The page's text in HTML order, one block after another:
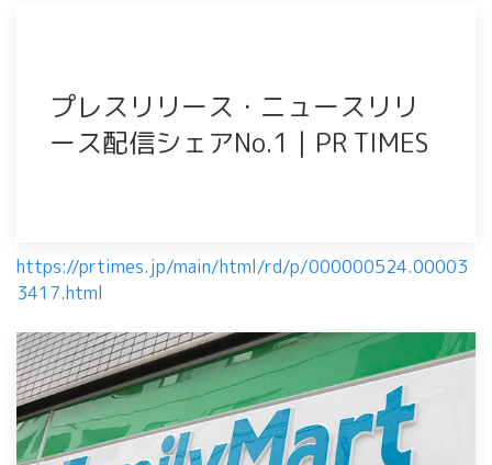
プレスリリース・ニュースリリ
ース配信シェアNo.1｜PR TIMES
https://prtimes.jp/main/html/rd/p/000000524.00003
3417.html